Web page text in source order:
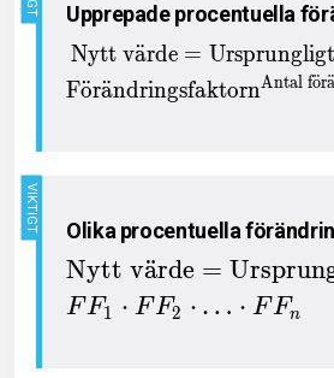
Upprepade procentuella
Nytt va
¨rde =
Fo
¨ra
¨ndringsfaktornAntal fo
¨ra
Olika procentuella
Nytt va
¨rde =
FF1 ⋅ FF2 ⋅ … ⋅ FFn